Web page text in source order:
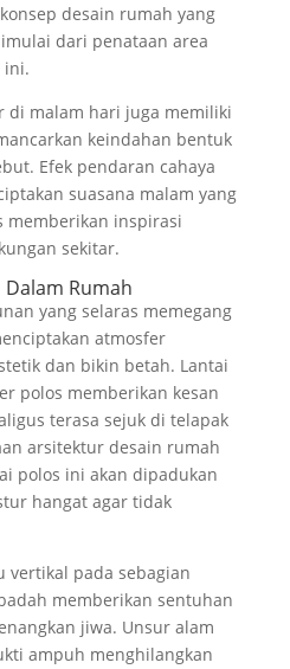
desain rumah yang
dari penataan area
ini.
di malam hari juga memiliki
keindahan bentuk
Efek pendaran cahaya
suasana malam yang
memberikan inspirasi
sekitar.
Rumah
yang selaras memegang
atmosfer
dan bikin betah. Lantai
polos memberikan kesan
terasa sejuk di telapak
arsitektur desain rumah
polos ini akan dipadukan
hangat agar tidak
vertikal pada sebagian
memberikan sentuhan
jiwa. Unsur alam
ampuh menghilangkan